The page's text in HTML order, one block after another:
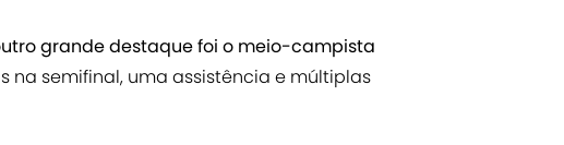
grande destaque foi o meio-campista
na semifinal, uma assistência e múltiplas